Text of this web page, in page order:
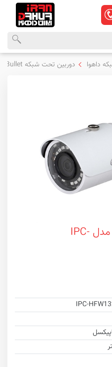
داهوا دوربین تحت شبکه Bullet داهوا
دوربین مداربسته داهوا مدل IPC-
IPC-